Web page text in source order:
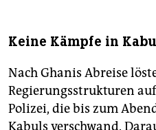
Keine Kämpfe in
Nach Ghanis Abreise
Regierungsstrukturen
Polizei, die bis zum
Kabuls verschwand.